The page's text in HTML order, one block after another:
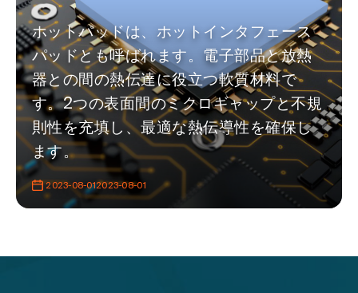
ホットパッドは、ホットインタフェース
パッドとも呼ばれます。電子部品と放熱
器との間の熱伝達に役立つ軟質材料で
す。2つの表面間のミクロギャップと不規
則性を充填し、最適な熱伝導性を確保し
ます。
2023-08-012023-08-01